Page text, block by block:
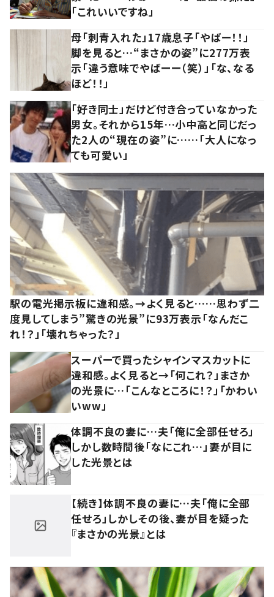
「これいいですね」
母「刺青入れた」17歳息子「やばー！！」
脚を見ると…“まさかの姿”に277万表
示「違う意味でやばーー（笑）」「な、なる
ほど！！」
「好き同士」だけど付き合っていなかった
男女。それから15年…小中高と同じだっ
た2人の“現在の姿”に……「大人になっ
ても可愛い」
駅の電光掲示板に違和感。→よく見ると……思わず二
度見してしまう”驚きの光景”に93万表示「なんだこ
れ！？」「壊れちゃった？」
スーパーで買ったシャインマスカットに
違和感。よく見ると→「何これ？」まさか
の光景に…「こんなところに！？」「かわい
いww」
体調不良の妻に…夫「俺に全部任せろ」
しかし数時間後「なにこれ…」妻が目に
した光景とは
【続き】体調不良の妻に…夫「俺に全部
任せろ」しかしその後、妻が目を疑った
『まさかの光景』とは